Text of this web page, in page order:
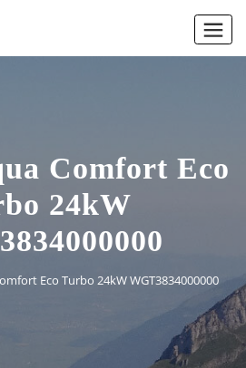
Comfort Eco
24kW
Eco Turbo 24kW WGT3834000000